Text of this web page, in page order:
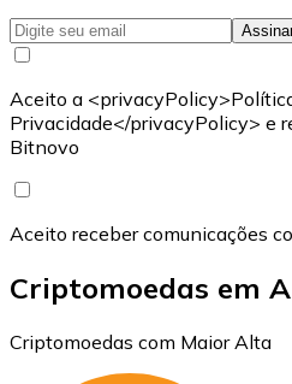
Aceito a
Privacidade</privacyPolicy> e
Bitnovo
Aceito receber comunicações
Criptomoedas em
Criptomoedas com Maior Alta